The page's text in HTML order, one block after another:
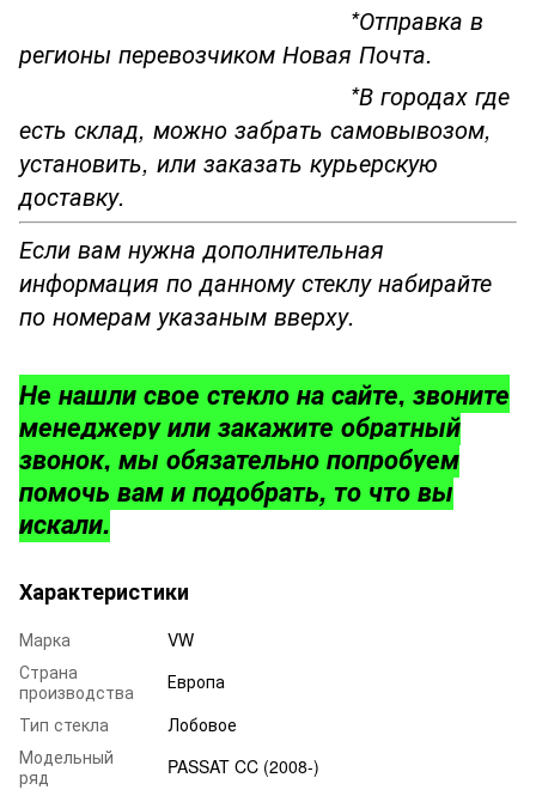
*Отправка в
регионы перевозчиком Новая Почта.
*В городах где
есть склад, можно забрать самовывозом,
установить, или заказать курьерскую
доставку.
Если вам нужна дополнительная
информация по данному стеклу набирайте
по номерам указаным вверху.
Не нашли свое стекло на сайте, звоните
менеджеру или закажите обратный
звонок, мы обязательно попробуем
помочь вам и подобрать, то что вы
искали.
Характеристики
Марка
VW
Страна
производства
Европа
Тип стекла
Лобовое
Модельный
ряд
PASSAT CC (2008-)